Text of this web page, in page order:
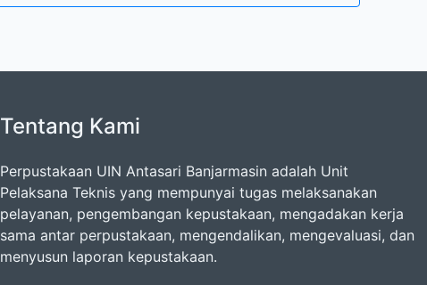
Tentang Kami
Perpustakaan UIN Antasari Banjarmasin adalah Unit
Pelaksana Teknis yang mempunyai tugas melaksanakan
pelayanan, pengembangan kepustakaan, mengadakan kerja
sama antar perpustakaan, mengendalikan, mengevaluasi, dan
menyusun laporan kepustakaan.